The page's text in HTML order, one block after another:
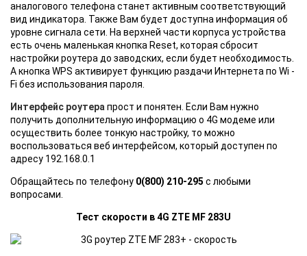
аналогового телефона станет активным соответствующий
вид индикатора. Также Вам будет доступна информация об
уровне сигнала сети. На верхней части корпуса устройства
есть очень маленькая кнопка Reset, которая сбросит
настройки роутера до заводских, если будет необходимость.
А кнопка WPS активирует функцию раздачи Интернета по Wi -
Fi без использования пароля.
Интерфейс роутера прост и понятен. Если Вам нужно
получить дополнительную информацию о 4G модеме или
осуществить более тонкую настройку, то можно
воспользоваться веб интерфейсом, который доступен по
адресу 192.168.0.1
Обращайтесь по телефону 0(800) 210-295 с любыми
вопросами.
Тест скорости в 4G ZTE MF 283U